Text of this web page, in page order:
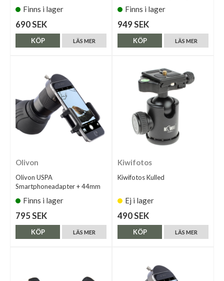
Finns i lager
690 SEK
LÄS MER
KÖP
Finns i lager
949 SEK
LÄS MER
KÖP
Olivon
Olivon USPA
Smartphoneadapter + 44mm
Finns i lager
795 SEK
LÄS MER
KÖP
Kiwifotos
Kiwifotos Kulled
Ej i lager
490 SEK
LÄS MER
KÖP